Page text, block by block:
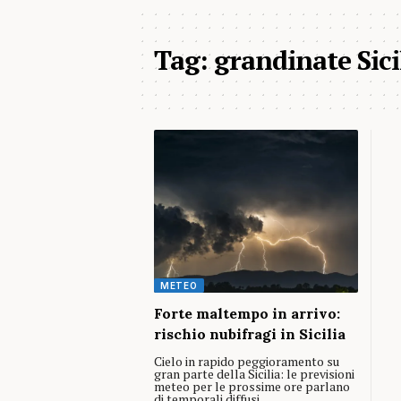
Tag:grandinate
METEO
Forte maltempo in arrivo:
rischio nubifragi in Sicilia
Cielo in rapido peggioramento su
gran parte della Sicilia: le previsioni
meteo per le prossime ore parlano